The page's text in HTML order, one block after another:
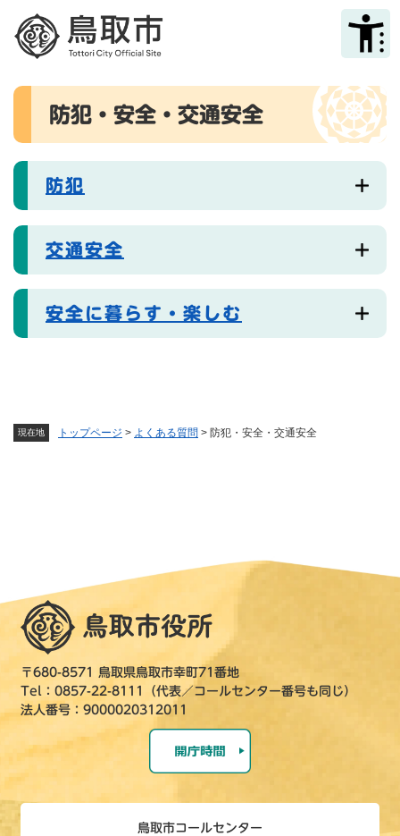
メニューを飛ばして本文へ
現在地 トップページ > よくある質問 > 防犯・安全・交通安全
本
防犯・安全・交通安全
防犯
交通安全
安全に暮らす・楽しむ
〒680-8571 鳥取県鳥取市幸町71番地
Tel：0857-22-8111（代表／コールセンター番号も同じ）
法人番号：9000020312011
鳥取市コールセンター